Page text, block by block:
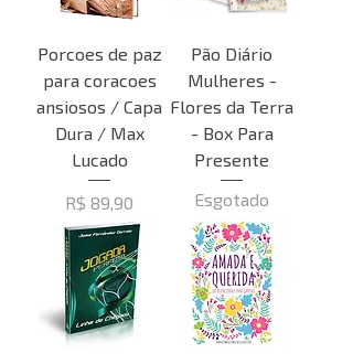
Porcoes de paz
para coracoes
ansiosos / Capa
Dura / Max
Lucado
Preço
R$ 89,90
Pão Diário
Mulheres -
Flores da Terra
- Box Para
Presente
Esgotado